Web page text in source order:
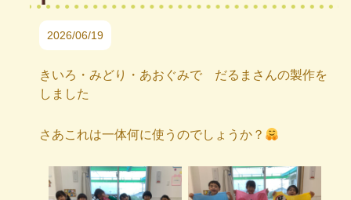
2026/06/19
きいろ・みどり・あおぐみで だるまさんの製作を
しました
さあこれは一体何に使うのでしょうか？